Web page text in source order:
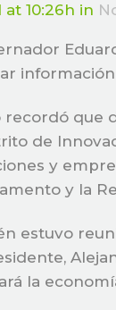
at 10:26h in
recordó que
de
y
y la
estuvo
la